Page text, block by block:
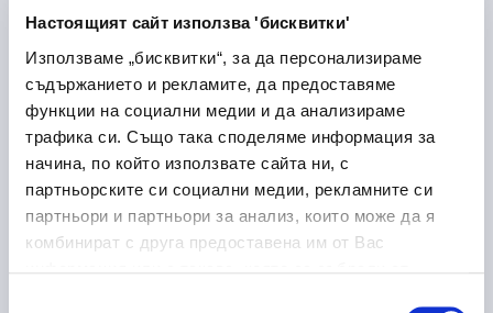
Настоящият сайт използва 'бисквитки'
Използваме „бисквитки“, за да персонализираме
съдържанието и рекламите, да предоставяме
функции на социални медии и да анализираме
трафика си. Също така споделяме информация за
начина, по който използвате сайта ни, с
партньорските си социални медии, рекламните си
партньори и партньори за анализ, които може да я
комбинират с друга предоставена им от Вас
Оператор производство -
Лекарствени продукти
Медицина и здравеопазване
Дупница
Laboratory Logistics
30/06/2026